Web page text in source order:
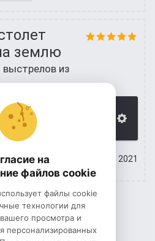
землю
выстрелов из
12 август 2021
5
на
файлов cookie
файлы cookie
технологии для
просмотра и
персонализированных